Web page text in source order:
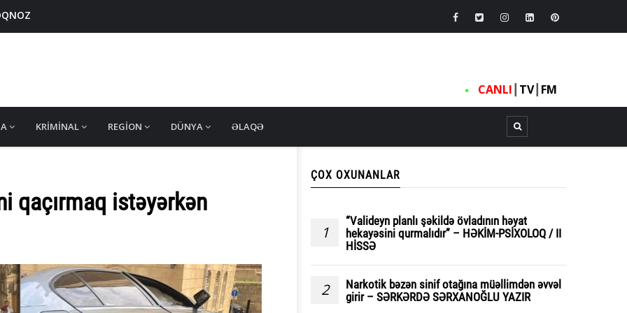
edib
münaqişə ARAŞDIRILIR
TIR sürücülərinin bəzisi buraxılıb
CANLI TV┃ FM
KRIMINAL REGION DÜNYA ƏLAQƏ
qaçırmaq istəyərkən
ÇOX OXUNANLAR
1
“Valideyn planlı şəkildə övladının həyat
hekayəsini qurmalıdır” – HƏKİM-PSİXOLOQ / II
HİSSƏ
2
Narkotik bəzən sinif otağına müəllimdən əvvəl
girir – SƏRKƏRDƏ SƏRXANOĞLU YAZIR